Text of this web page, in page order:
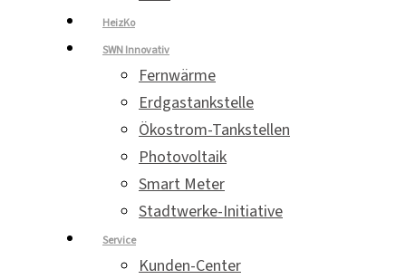
HeizKo
SWN Innovativ
Fernwärme
Erdgastankstelle
Ökostrom-Tankstellen
Photovoltaik
Smart Meter
Stadtwerke-Initiative
Service
Kunden-Center